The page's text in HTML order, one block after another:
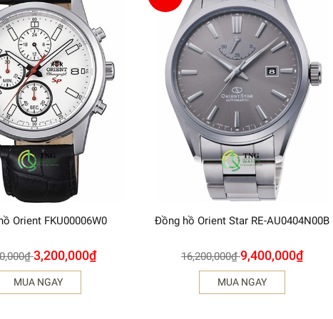
Orient FKU00006W0
₫ 3,200,000₫
MUA NGAY
Đồng hồ Orient Star RE-AU0404N00B
16,200,000₫ 9,400,000₫
MUA NGAY